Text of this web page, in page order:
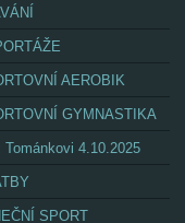
AEROBIK
GYMNASTIKA
Tománkovi 4.10.2025
SPORT